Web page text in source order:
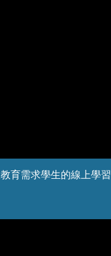
育需求學生的線上學習